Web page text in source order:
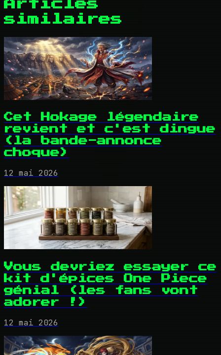
Articles
similaires
Cet Hokage légendaire
revient et c'est dingue
(la bande-annonce
choque)
12 mai 2026
Vous devriez essayer ce
kit d'épices One Piece
génial (les fans vont
adorer !)
12 mai 2026